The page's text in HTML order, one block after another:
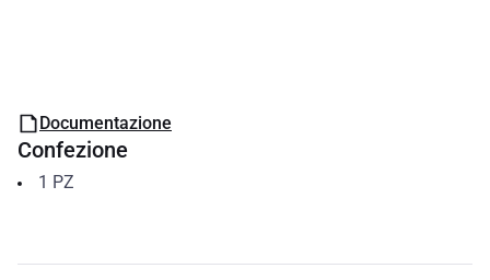
Documentazione
Confezione
1 PZ